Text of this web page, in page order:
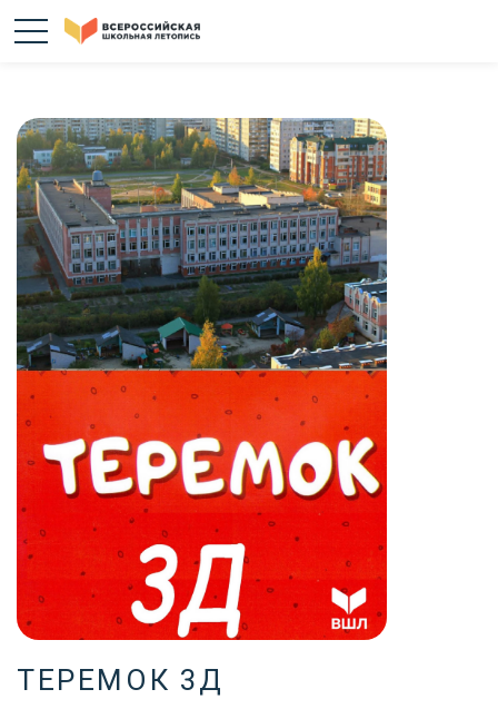
ТЕРЕМОК 3Д